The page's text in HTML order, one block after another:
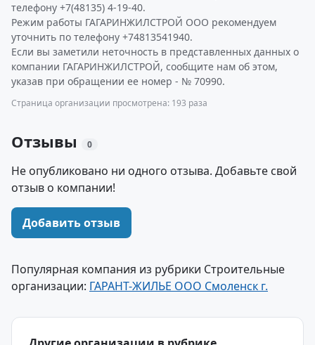
телефону +7(48135) 4-19-40.
Режим работы ГАГАРИНЖИЛСТРОЙ ООО рекомендуем
уточнить по телефону +74813541940.
Если вы заметили неточность в представленных данных о
компании ГАГАРИНЖИЛСТРОЙ, сообщите нам об этом,
указав при обращении ее номер - № 70990.
Страница организации просмотрена: 193 раза
Отзывы 0
Не опубликовано ни одного отзыва. Добавьте свой
отзыв о компании!
Добавить отзыв
Популярная компания из рубрики Строительные
организации: ГАРАНТ-ЖИЛЬЕ ООО Смоленск г.